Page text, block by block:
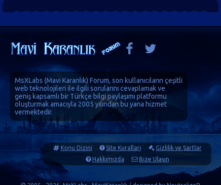
MsXLabs (Mavi Karanlık) Forum, son kullanıcıların çeşitli
web teknolojileri ile ilgili sorularını cevaplamak ve
geniş kapsamlı bir Türkçe bilgi paylaşımı platformu
oluşturmak amacıyla 2005 yılından bu yana hizmet
vermektedir.
Konu Dizini Site Kuralları
Gizlilik ve Şartlar
Hakkımızda
Bize Ulaşın